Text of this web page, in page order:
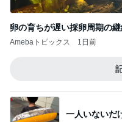
卵の育ちが遅い採卵周期の
Amebaトピックス 1日前
一人いないだ